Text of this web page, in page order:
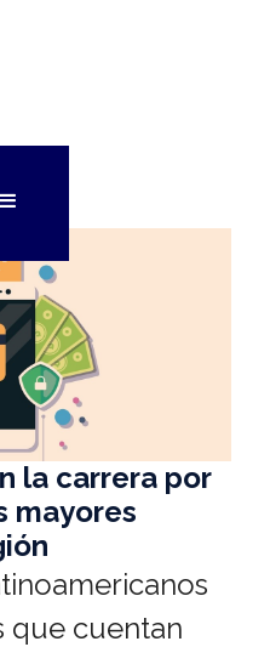
la carrera por
mayores
que cuentan